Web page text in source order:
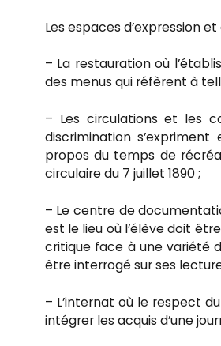
Les espaces d’expression
– La restauration où
des menus qui réfèrent à
– Les circulations et les
discrimination
propos du temps de
circulaire du 7 juillet 1890 ;
– Le centre de
est le lieu où l’élève doit
critique face à une variété
être interrogé sur ses
– L’internat où le respect
intégrer les acquis d’une